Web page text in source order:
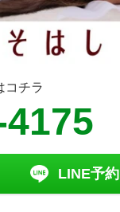
コチラ
LINE予約